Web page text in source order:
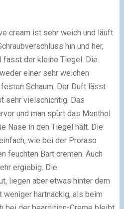
cream ist sehr weich und läuft
hin und her,
fasst der kleine Tiegel. Die
einer sehr weichen
Schaum. Der Duft lässt
sehr vielschichtig. Das
und man spürt das Menthol
Nase in den Tiegel hält. Die
wie bei der Proraso
feuchten Bart cremen. Auch
ergiebig. Die
liegen aber etwas hinter dem
weniger hartnäckig, als beim